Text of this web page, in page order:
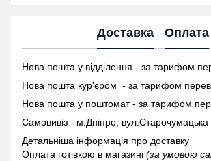
Доставка Оплата
Нова пошта у відділення - за тарифом
Нова пошта кур'єром - за тарифом
Нова пошта у поштомат - за тарифом
Самовивіз - м.Дніпро,
Детальніша інформація про доставку
Оплата готівкою в магазині (за умовою